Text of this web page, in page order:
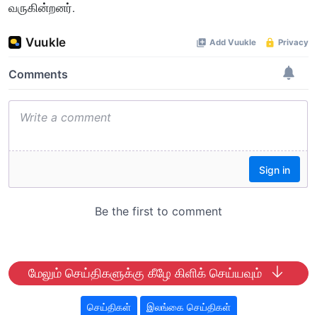
வருகின்றனர்.
மேலும் செய்திகளுக்கு கீழே கிளிக் செய்யவும்
செய்திகள் இலங்கை செய்திகள்